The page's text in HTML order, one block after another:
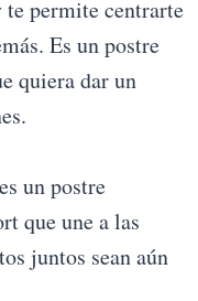
permite centrarte
Es un postre
quiera dar un
un postre
que une a las
juntos sean aún